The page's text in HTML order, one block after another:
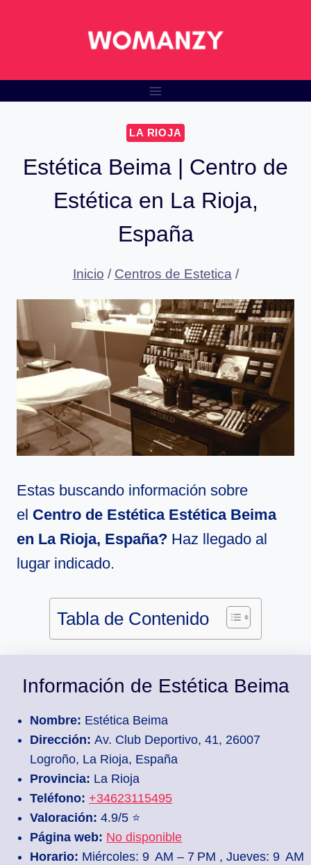
LA RIOJA
Estética Beima | Centro de
Estética en La Rioja,
España
Inicio / Centros de Estetica /
Estas buscando información sobre
el Centro de Estética Estética Beima
en La Rioja, España? Haz llegado al
lugar indicado.
Tabla de Contenido
Información de Estética Beima
Nombre: Estética Beima
Dirección: Av. Club Deportivo, 41, 26007
Logroño, La Rioja, España
Provincia: La Rioja
Teléfono: +34623115495
Valoración: 4.9/5 ⭐
Página web: No disponible
Horario: Miércoles: 9 AM – 7 PM , Jueves: 9 AM